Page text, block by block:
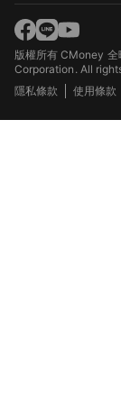
版權所有 CMoney
Corporation. All
隱私條款
使用條款